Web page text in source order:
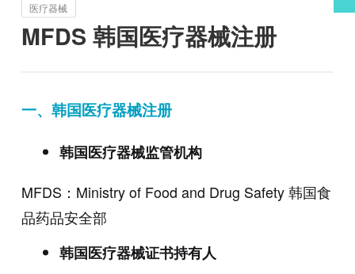
医疗器械
MFDS 韩国医疗器械注册
一、 韩国医疗器械注册
韩国医疗器械监管机构
MFDS：Ministry of Food and Drug Safety 韩国食
品药品安全部
韩国医疗器械证书持有人